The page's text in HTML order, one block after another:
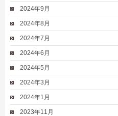
2024年9月
2024年8月
2024年7月
2024年6月
2024年5月
2024年3月
2024年1月
2023年11月